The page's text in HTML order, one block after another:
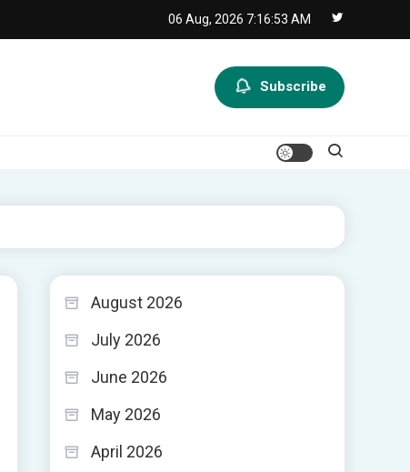
06 Aug, 2026 7:16:54 AM
Subscribe
August 2026
July 2026
June 2026
May 2026
April 2026